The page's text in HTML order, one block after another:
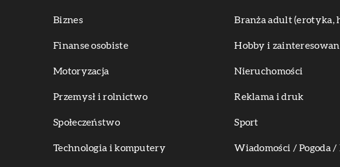
Biznes Branża adult (erotyka,
Finanse osobiste Hobby i
Motoryzacja Nieruchomości
Przemysł i rolnictwo Reklama i druk
Społeczeństwo Sport
Technologia i komputery Wiadomości / Pogoda